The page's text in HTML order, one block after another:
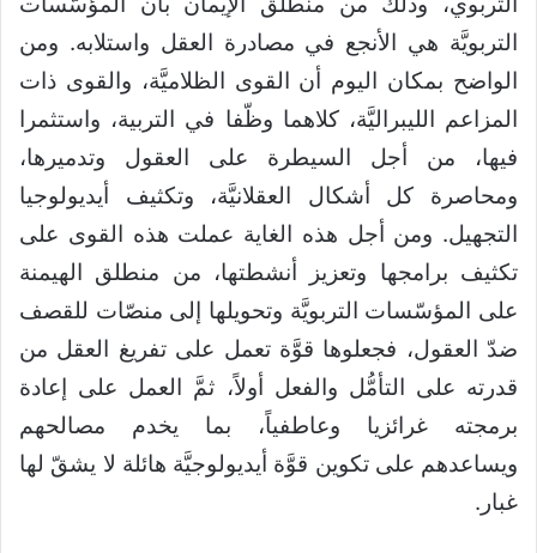
التربويَّة هي الأنجع في مصادرة العقل واستلابه. ومن
الواضح بمكان اليوم أن القوى الظلاميَّة، والقوى ذات
المزاعم الليبراليَّة، كلاهما وظّفا في التربية، واستثمرا
فيها، من أجل السيطرة على العقول وتدميرها،
ومحاصرة كل أشكال العقلانيَّة، وتكثيف أيديولوجيا
التجهيل. ومن أجل هذه الغاية عملت هذه القوى على
تكثيف برامجها وتعزيز أنشطتها، من منطلق الهيمنة
على المؤسّسات التربويَّة وتحويلها إلى منصّات للقصف
ضدّ العقول، فجعلوها قوَّة تعمل على تفريغ العقل من
قدرته على التأمُّل والفعل أولاً، ثمَّ العمل على إعادة
برمجته غرائزيا وعاطفياً، بما يخدم مصالحهم
ويساعدهم على تكوين قوَّة أيديولوجيَّة هائلة لا يشقّ لها
غبار.